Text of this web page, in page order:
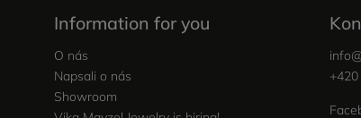
Information for you
O nás
Napsali o nás
Showroom
info